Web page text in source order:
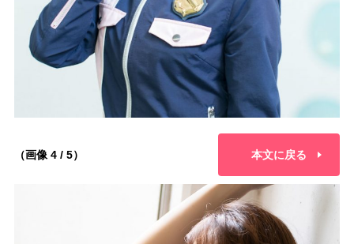
（画像 4 / 5） 本文に戻る